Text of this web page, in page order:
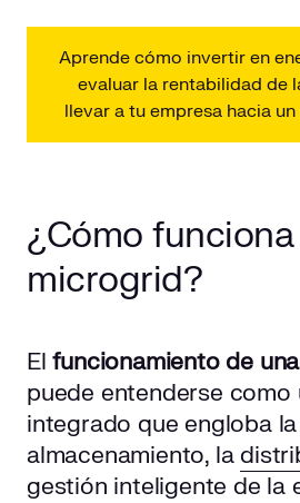
Aprende cómo invertir en
evaluar la rentabilidad de
llevar a tu empresa hacia
¿Cómo
microgrid?
Elfuncionamiento de
puede entenderse como
integrado que engloba
almacenamiento, la
gestión inteligente de la